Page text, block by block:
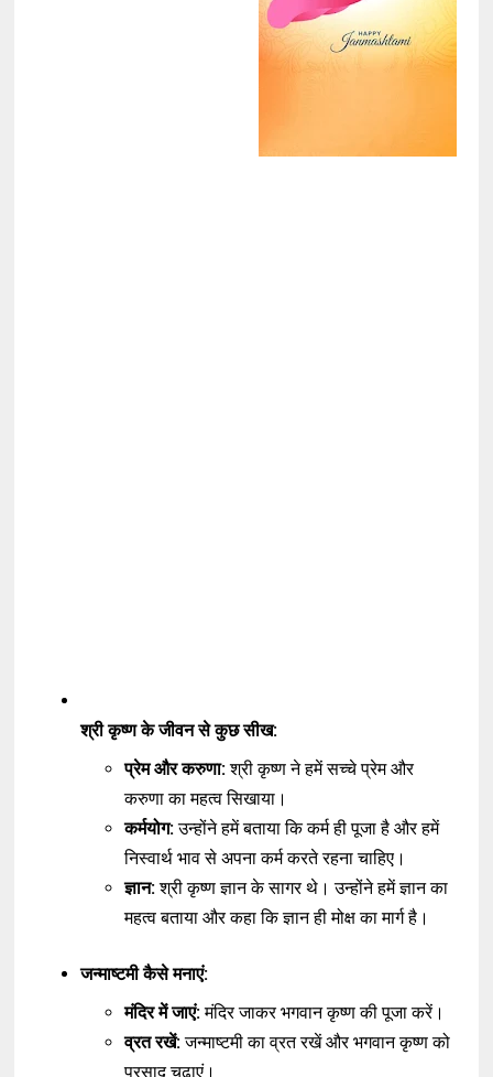
श्री कृष्ण के जीवन से कुछ सीख:
प्रेम और करुणा:श्री कृष्ण ने हमें सच्चे प्रेम और
करुणा का महत्व सिखाया।
कर्मयोग:उन्होंने हमें बताया कि कर्म ही पूजा है और हमें
निस्वार्थ भाव से अपना कर्म करते रहना चाहिए।
ज्ञान:श्री कृष्ण ज्ञान के सागर थे। उन्होंने हमें ज्ञान का
महत्व बताया और कहा कि ज्ञान ही मोक्ष का मार्ग है।
जन्माष्टमी कैसे मनाएं:
मंदिर में जाएं:मंदिर जाकर भगवान कृष्ण की पूजा करें।
व्रत रखें:जन्माष्टमी का व्रत रखें और भगवान कृष्ण को
प्रसाद चढ़ाएं।